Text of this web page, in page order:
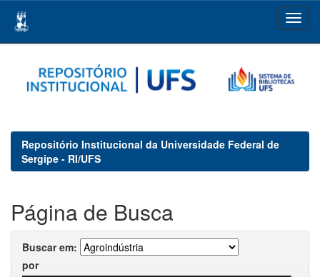
navigation
Repositório Institucional da Universidade Federal de
Sergipe - RI/UFS
Página de Busca
Buscar em:
por